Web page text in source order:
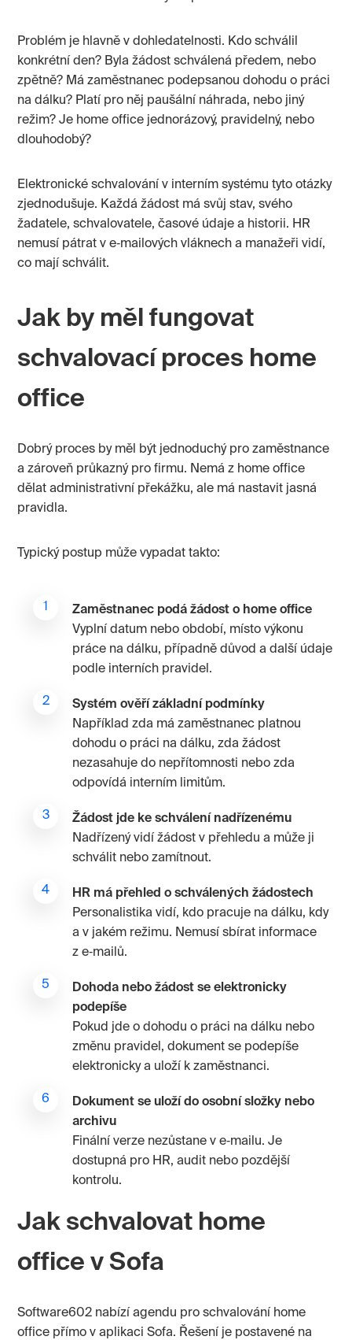
Problém je hlavně v dohledatelnosti. Kdo schválil
konkrétní den? Byla žádost schválená předem, nebo
zpětně? Má zaměstnanec podepsanou dohodu o práci
na dálku? Platí pro něj paušální náhrada, nebo jiný
režim? Je home office jednorázový, pravidelný, nebo
dlouhodobý?
Elektronické schvalování v interním systému tyto otázky
zjednodušuje. Každá žádost má svůj stav, svého
žadatele, schvalovatele, časové údaje a historii. HR
nemusí pátrat v e‑mailových vláknech a manažeři vidí,
co mají schválit.
Jak by měl fungovat
schvalovací proces home
office
Dobrý proces by měl být jednoduchý pro zaměstnance
a zároveň průkazný pro firmu. Nemá z home office
dělat administrativní překážku, ale má nastavit jasná
pravidla.
Typický postup může vypadat takto:
Zaměstnanec podá žádost o home office
Vyplní datum nebo období, místo výkonu
práce na dálku, případně důvod a další údaje
podle interních pravidel.
Systém ověří základní podmínky
Například zda má zaměstnanec platnou
dohodu o práci na dálku, zda žádost
nezasahuje do nepřítomnosti nebo zda
odpovídá interním limitům.
Žádost jde ke schválení nadřízenému
Nadřízený vidí žádost v přehledu a může ji
schválit nebo zamítnout.
HR má přehled o schválených žádostech
Personalistika vidí, kdo pracuje na dálku, kdy
a v jakém režimu. Nemusí sbírat informace
z e‑mailů.
Dohoda nebo žádost se elektronicky
podepíše
Pokud jde o dohodu o práci na dálku nebo
změnu pravidel, dokument se podepíše
elektronicky a uloží k zaměstnanci.
Dokument se uloží do osobní složky nebo
archivu
Finální verze nezůstane v e‑mailu. Je
dostupná pro HR, audit nebo pozdější
kontrolu.
Jak schvalovat home
office v Sofa
Software602 nabízí agendu pro schvalování home
office přímo v aplikaci Sofa. Řešení je postavené na